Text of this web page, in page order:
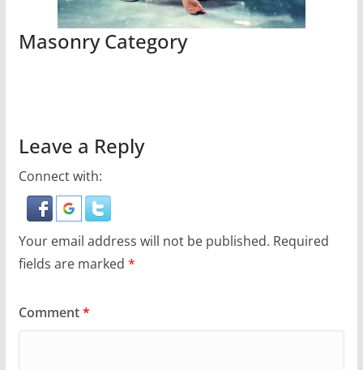
Masonry Category
Leave a Reply
Connect with:
Your email address will not be published. Required
fields are marked *
Comment*